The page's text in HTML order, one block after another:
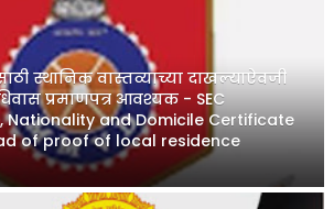
स्थानिक वास्तव्याच्या दाखल्याऐवजी
प्रमाणपत्र आवश्यक - SEC
and Domicile Certificate
of proof of local residence